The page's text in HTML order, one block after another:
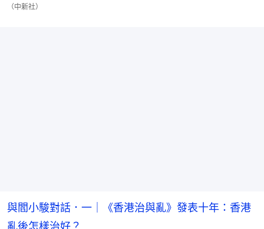
（中新社）
與閻小駿對話．一｜《香港治與亂》發表十年：香港